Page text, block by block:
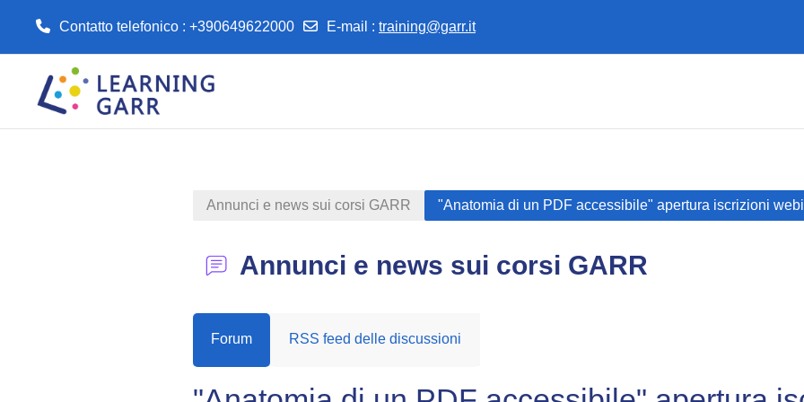
Contatto telefonico : +390649622000 E-mail : training@garr.it
Annunci e news sui corsi GARR "Anatomia di un PDF accessibile" apertura iscrizioni
Annunci e news sui corsi GARR
Forum RSS feed delle discussioni